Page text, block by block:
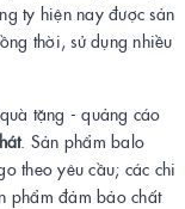
ty hiện nay được sản
thời, sử dụng nhiều
tặng - quảng cáo
. Sản phẩm balo
theo yêu cầu; các chi
phẩm đảm bảo chất